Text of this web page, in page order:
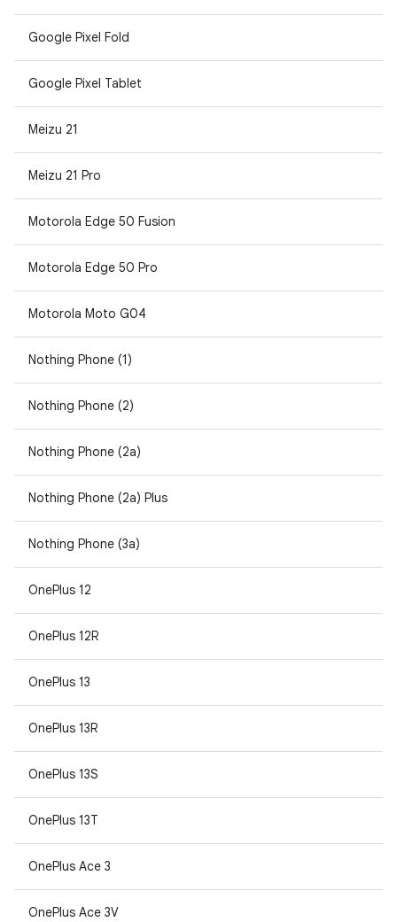
Google Pixel Fold
Google Pixel Tablet
Meizu 21
Meizu 21 Pro
Motorola Edge 50 Fusion
Motorola Edge 50 Pro
Motorola Moto G04
Nothing Phone (1)
Nothing Phone (2)
Nothing Phone (2a)
Nothing Phone (2a) Plus
Nothing Phone (3a)
OnePlus 12
OnePlus 12R
OnePlus 13
OnePlus 13R
OnePlus 13S
OnePlus 13T
OnePlus Ace 3
OnePlus Ace 3V